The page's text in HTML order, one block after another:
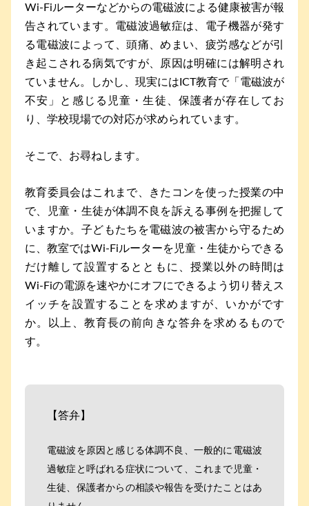
Wi-Fiルーターなどからの電磁波による健康被害が報
告されています。電磁波過敏症は、電子機器が発す
る電磁波によって、頭痛、めまい、疲労感などが引
き起こされる病気ですが、原因は明確には解明され
ていません。しかし、現実にはICT教育で「電磁波が
不安」と感じる児童・生徒、保護者が存在してお
り、学校現場での対応が求められています。
そこで、お尋ねします。
教育委員会はこれまで、きたコンを使った授業の中
で、児童・生徒が体調不良を訴える事例を把握して
いますか。子どもたちを電磁波の被害から守るため
に、教室ではWi-Fiルーターを児童・生徒からできる
だけ離して設置するとともに、授業以外の時間は
Wi-Fiの電源を速やかにオフにできるよう切り替えス
イッチを設置することを求めますが、いかがです
か。以上、教育長の前向きな答弁を求めるもので
す。
【答弁】
電磁波を原因と感じる体調不良、一般的に電磁波
過敏症と呼ばれる症状について、これまで児童・
生徒、保護者からの相談や報告を受けたことはあ